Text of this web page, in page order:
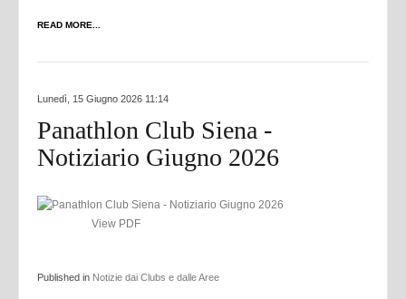
READ MORE...
Lunedì, 15 Giugno 2026 11:14
Panathlon Club Siena -
Notiziario Giugno 2026
View PDF
Published in Notizie dai Clubs e dalle Aree